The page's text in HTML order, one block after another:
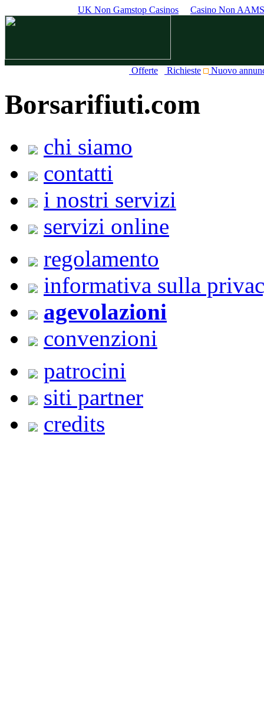
UK Non Gamstop Casinos Casino Non AAMS
Offerte Richieste Nuovo
Borsarifiuti.com
chi siamo
contatti
i nostri servizi
servizi online
regolamento
informativa sulla
agevolazioni
convenzioni
patrocini
siti partner
credits